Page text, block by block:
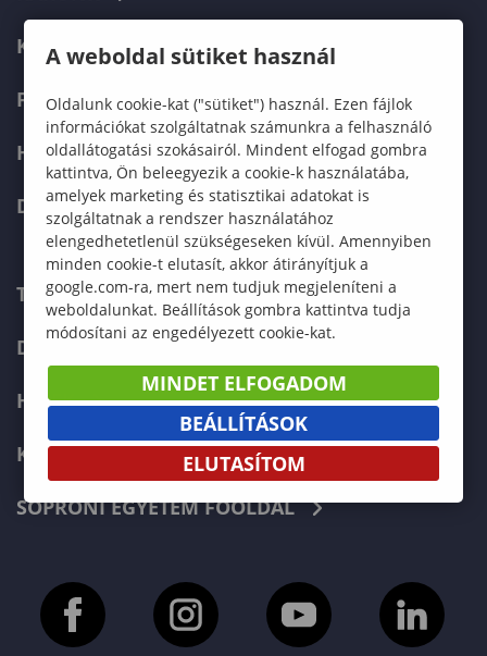
KÉPZÉSEK
FELVÉTELIZŐKNEK
HALLGATÓKNAK
DOKTORI ISKOLA
TELEFONKÖNYV
DOKUMENTUMOK
HÍREK
KAPCSOLAT
SOPRONI EGYETEM FŐOLDAL
A weboldal sütiket használ
Oldalunk cookie-kat ("sütiket") használ. Ezen fájlok
információkat szolgáltatnak számunkra a felhasználó
oldallátogatási szokásairól. Mindent elfogad gombra
kattintva, Ön beleegyezik a cookie-k használatába,
amelyek marketing és statisztikai adatokat is
szolgáltatnak a rendszer használatához
elengedhetetlenül szükségeseken kívül. Amennyiben
minden cookie-t elutasít, akkor átirányítjuk a
google.com-ra, mert nem tudjuk megjeleníteni a
weboldalunkat. Beállítások gombra kattintva tudja
módosítani az engedélyezett cookie-kat.
MINDET ELFOGADOM
BEÁLLÍTÁSOK
ELUTASÍTOM